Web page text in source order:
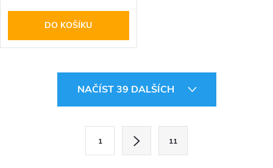
DO KOŠÍKU
NAČÍST 39 DALŠÍCH
1 11